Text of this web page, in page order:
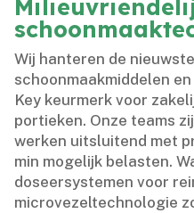
Wij hanteren de
schoonmaakmiddelen
Key keurmerk voor
portieken.​ Onze teams
werken uitsluitend met
min mogelijk belasten.​
doseersystemen voor
microvezeltechnologie